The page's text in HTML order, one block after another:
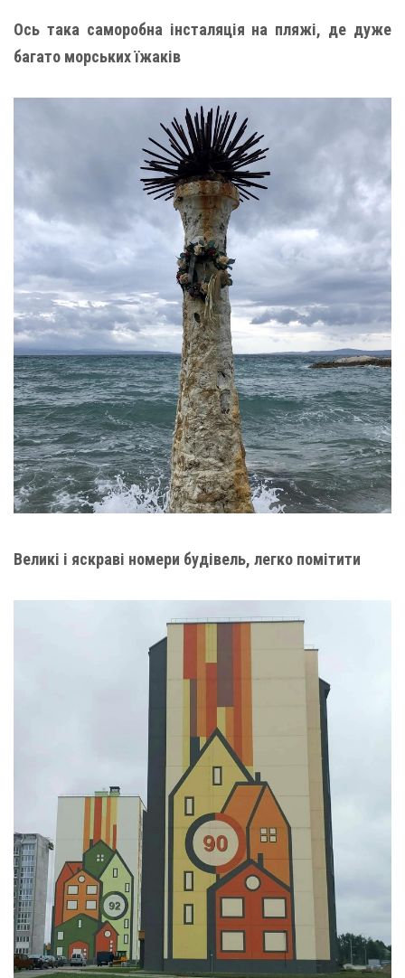
Ось така саморобна інсталяція на пляжі, де дуже
багато морських їжаків
Великі і яскраві номери будівель, легко помітити